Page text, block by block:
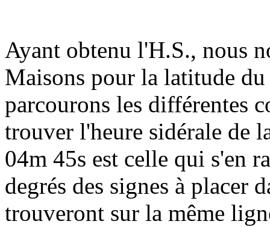
Ayant obtenu l'H.S., nous
Maisons pour la latitude
parcourons les différentes
trouver l'heure sidérale de
04m 45s est celle qui s'en
degrés des signes à placer
trouveront sur la même